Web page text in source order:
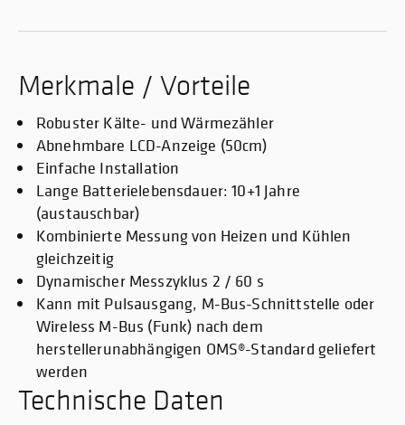
Merkmale / Vorteile
Robuster Kälte- und Wärmezähler
Abnehmbare LCD-Anzeige (50cm)
Einfache Installation
Lange Batterielebensdauer: 10+1 Jahre
(austauschbar)
Kombinierte Messung von Heizen und Kühlen
gleichzeitig
Dynamischer Messzyklus 2 / 60 s
Kann mit Pulsausgang, M-Bus-Schnittstelle oder
Wireless M-Bus (Funk) nach dem
herstellerunabhängigen OMS®-Standard geliefert
werden
Technische Daten